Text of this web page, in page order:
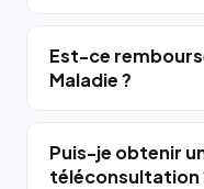
Est-ce
Maladie ?
Puis-je obtenir
téléconsultation